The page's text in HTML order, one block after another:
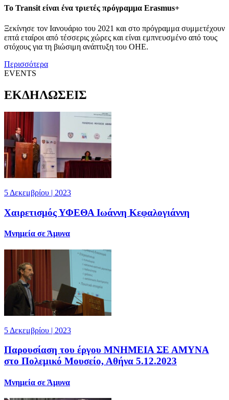
Το Transit είναι ένα τριετές πρόγραμμα Erasmus+
Ξεκίνησε τον Ιανουάριο του 2021 και στο πρόγραμμα συμμετέχουν
επτά εταίροι από τέσσερις χώρες και είναι εμπνευσμένο από τους
στόχους για τη βιώσιμη ανάπτυξη του ΟΗΕ.
Περισσότερα
EVENTS
ΕΚΔΗΛΩΣΕΙΣ
5 Δεκεμβρίου | 2023
Χαιρετισμός ΥΦΕΘΑ Ιωάννη Κεφαλογιάννη
Μνημεία σε Άμυνα
5 Δεκεμβρίου | 2023
Παρουσίαση του έργου ΜΝΗΜΕΙΑ ΣΕ ΑΜΥΝΑ
στο Πολεμικό Μουσείο, Αθήνα 5.12.2023
Μνημεία σε Άμυνα